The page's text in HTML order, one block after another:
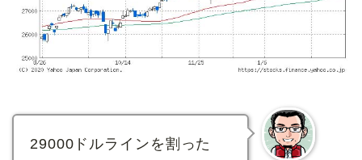
29000ドルラインを割った